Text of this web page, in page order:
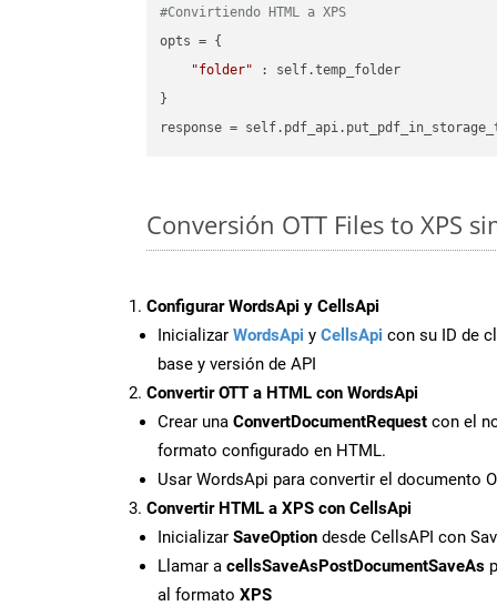
#Convirtiendo HTML a XPS
opts = {
"folder" : self.temp_folder
}
Conversión OTT Files to XPS
Configurar WordsApi y CellsApi
Inicializar WordsApi y CellsApi con su ID de
base y versión de API
Convertir OTT a HTML con WordsApi
Crear una ConvertDocumentRequest con el
formato configurado en HTML.
Usar WordsApi para convertir el documento
Convertir HTML a XPS con CellsApi
Inicializar SaveOption desde CellsAPI con
Llamar a cellsSaveAsPostDocumentSaveAs
al formato XPS